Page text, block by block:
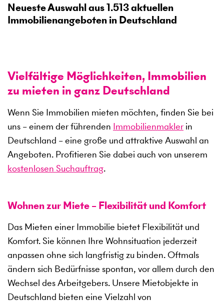
Neueste Auswahl aus1.513aktuellen
Immobilienangeboten in Deutschland
Vielfältige Möglichkeiten, Immobilien
zu mieten in ganz Deutschland
Wenn Sie Immobilien mieten möchten, finden Sie bei
uns – einem der führenden Immobilienmakler in
Deutschland – eine große und attraktive Auswahl an
Angeboten. Profitieren Sie dabei auch von unserem
kostenlosen Suchauftrag.
Wohnen zur Miete – Flexibilität und Komfort
Das Mieten einer Immobilie bietet Flexibilität und
Komfort. Sie können Ihre Wohnsituation jederzeit
anpassen ohne sich langfristig zu binden. Oftmals
ändern sich Bedürfnisse spontan, vor allem durch den
Wechsel des Arbeitgebers. Unsere Mietobjekte in
Deutschland bieten eine Vielzahl von